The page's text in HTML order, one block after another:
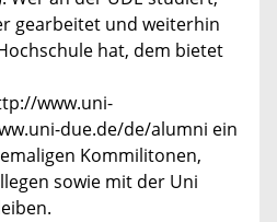
gearbeitet und weiterhin
hat, dem bietet
www.uni-
due.de/de/alumni ein
Kommilitonen,
sowie mit der Uni